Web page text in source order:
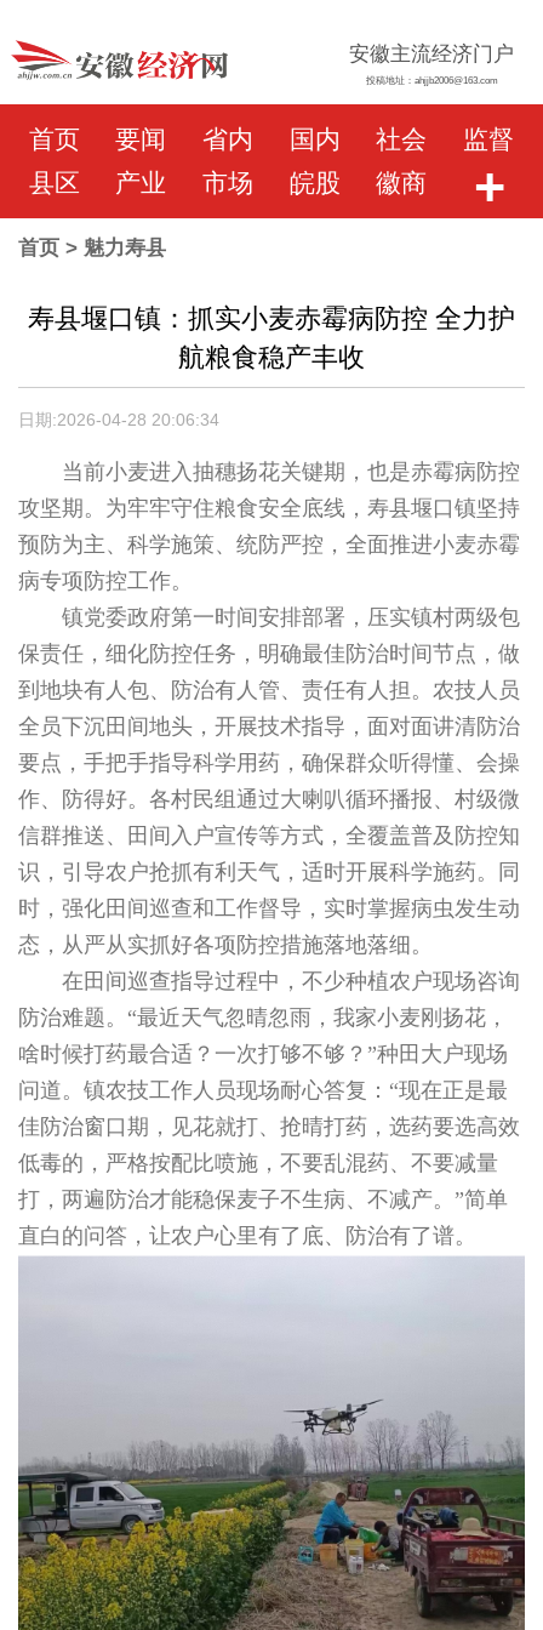
安徽主流经济门户
投稿地址：ahjjb2006@163.com
首页 要闻 省内 国内 社会
监督
县区
产业 市场 皖股 徽商 +
首页> 魅力寿县
寿县堰口镇：抓实小麦赤霉病防控 全力护
航粮食稳产丰收
日期:2026-04-28 20:06:34
当前小麦进入抽穗扬花关键期，也是赤霉病防控
攻坚期。为牢牢守住粮食安全底线，寿县堰口镇坚持
预防为主、科学施策、统防严控，全面推进小麦赤霉
病专项防控工作。
镇党委政府第一时间安排部署，压实镇村两级包
保责任，细化防控任务，明确最佳防治时间节点，做
到地块有人包、防治有人管、责任有人担。农技人员
全员下沉田间地头，开展技术指导，面对面讲清防治
要点，手把手指导科学用药，确保群众听得懂、会操
作、防得好。各村民组通过大喇叭循环播报、村级微
信群推送、田间入户宣传等方式，全覆盖普及防控知
识，引导农户抢抓有利天气，适时开展科学施药。同
时，强化田间巡查和工作督导，实时掌握病虫发生动
态，从严从实抓好各项防控措施落地落细。
在田间巡查指导过程中，不少种植农户现场咨询
防治难题。“最近天气忽晴忽雨，我家小麦刚扬花，
啥时候打药最合适？一次打够不够？”种田大户现场
问道。镇农技工作人员现场耐心答复：“现在正是最
佳防治窗口期，见花就打、抢晴打药，选药要选高效
低毒的，严格按配比喷施，不要乱混药、不要减量
打，两遍防治才能稳保麦子不生病、不减产。”简单
直白的问答，让农户心里有了底、防治有了谱。